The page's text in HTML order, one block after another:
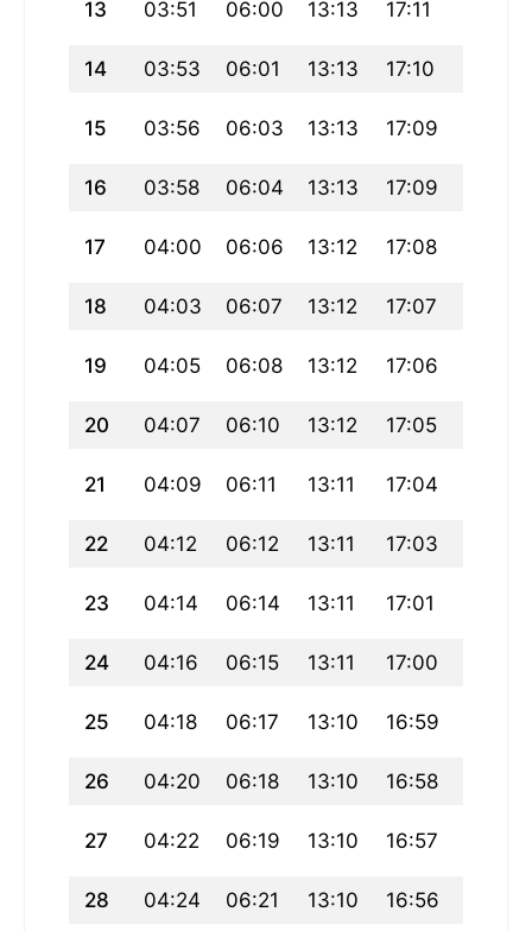
13 03:51 06:00 13:13 17:11
14 03:53 06:01 13:13 17:10
15 03:56 06:03 13:13 17:09
16 03:58 06:04 13:13 17:09
17 04:00 06:06 13:12 17:08
18 04:03 06:07 13:12 17:07
19 04:05 06:08 13:12 17:06
20 04:07 06:10 13:12 17:05
21 04:09 06:11 13:11 17:04
22 04:12 06:12 13:11 17:03
23 04:14 06:14 13:11 17:01
24 04:16 06:15 13:11 17:00
25 04:18 06:17 13:10 16:59
26 04:20 06:18 13:10 16:58
27 04:22 06:19 13:10 16:57
28 04:24 06:21 13:10 16:56